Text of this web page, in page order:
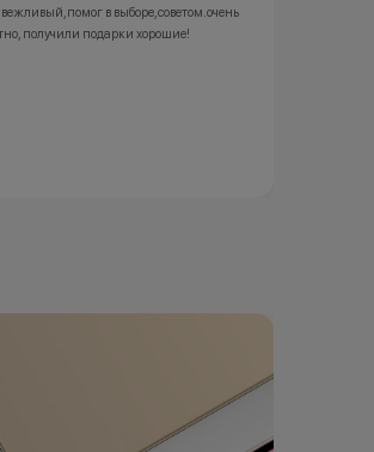
купила себе новый айфончик в рассрочку,
осталась довольна, подарки и гарантия на